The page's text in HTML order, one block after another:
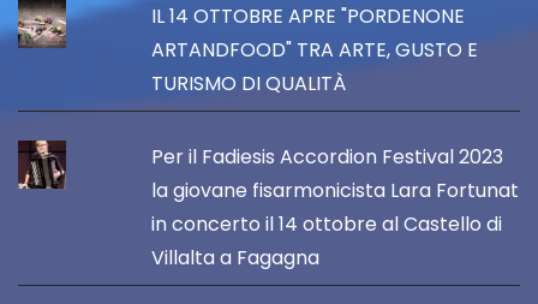
IL 14 OTTOBRE APRE "PORDENONE
ARTANDFOOD" TRA ARTE, GUSTO E
TURISMO DI QUALITÀ
Per il Fadiesis Accordion Festival 2023
la giovane fisarmonicista Lara Fortunat
in concerto il 14 ottobre al Castello di
Villalta a Fagagna